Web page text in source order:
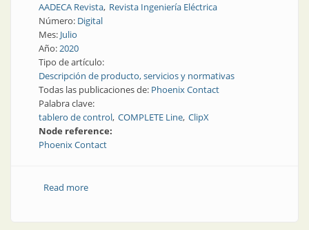
AADECA Revista Revista Ingeniería Eléctrica
Número: Digital
Mes: Julio
Año:2020
Tipo de artículo:
Descripción de producto, servicios y normativas
Todas las publicaciones de: Phoenix Contact
Palabra clave:
tablero de control COMPLETE Line ClipX
Node reference:
Phoenix Contact
Read moreabout Soluciones para el tablero de control